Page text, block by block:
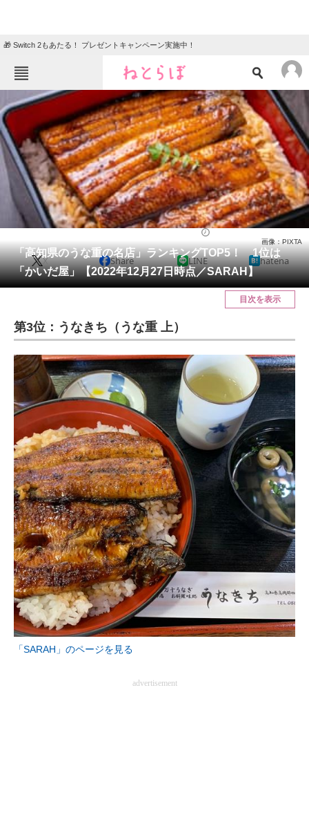
🎁 Switch 2もあたる！ プレゼントキャンペーン実施中！
ねとらぼメニュー
TOP ニュース
エンタメ クイズ
グルメ 地域
住まい 教育・育児
動物 リサーチ
会員記事
メディア
ITの今と未来を見通す
スマホと通信の最新トレンド
進化するPCとデバイスの未来
好きが集まる 比べて選べる
ビジネスと働き方のヒント
AI活用のいまが分かる
企業ITのトレンドを詳説
経営リーダーのコミュニティ
マーケ×ITの今がよく分かる
ITエンジニア向け専門サイト
企業向けIT製品の総合サイト
「高知県のうな重の名店」ランキングTOP5！ 1位は
「かいだ屋」【2022年12月27日時点／SARAH】
画像：PIXTA
X Share LINE hatena
目次を表示
第3位：うなきち（うな重 上）
「SARAH」のページを見る
advertisement